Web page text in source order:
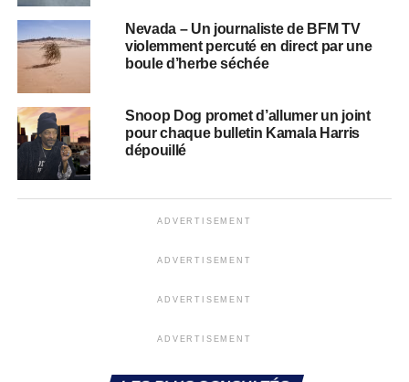
Nevada – Un journaliste de BFM TV
violemment percuté en direct par une
boule d’herbe séchée
Snoop Dog promet d’allumer un joint
pour chaque bulletin Kamala Harris
dépouillé
ADVERTISEMENT
ADVERTISEMENT
ADVERTISEMENT
ADVERTISEMENT